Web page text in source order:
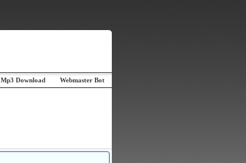
Mp3 Download Webmaster Bot